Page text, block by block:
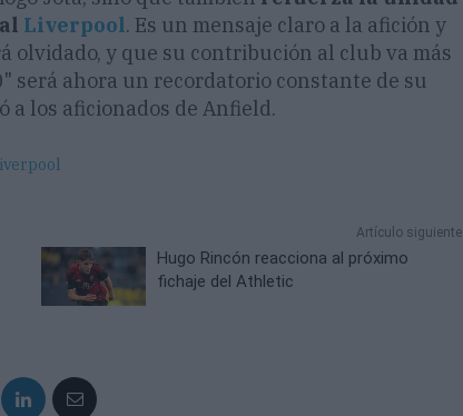
Liverpool. Es un mensaje claro a la afición y
olvidado, y que su contribución al club va más
será ahora un recordatorio constante de su
a los aficionados de Anfield.
Artículo siguiente
Hugo Rincón reacciona al próximo
fichaje del Athletic